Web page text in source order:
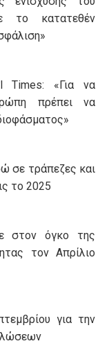
το κατατεθέν
Times: «Για να
πρέπει να
σε τράπεζες και
το 2025
στον όγκο της
τον Απρίλιο
για την